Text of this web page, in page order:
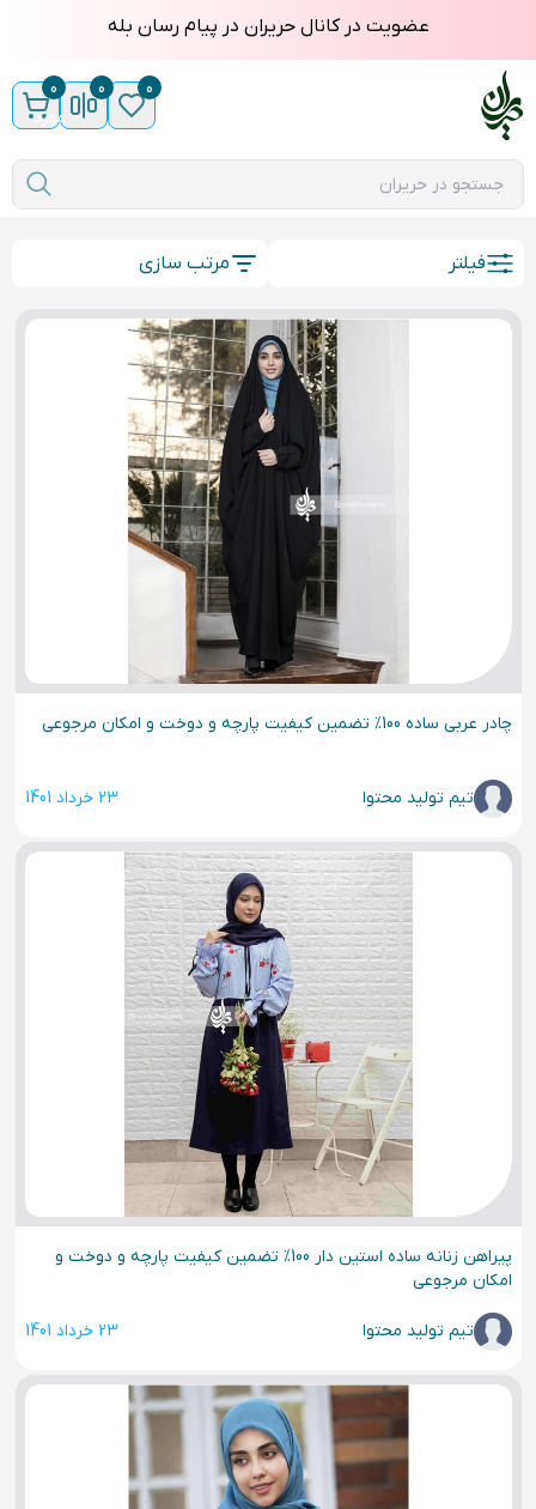
عضویت در کانال حریران در پیام رسان بله
0
0
0
مورد
فیلتر مرتب سازی
چادر عربی ساده 100% تضمین کیفیت پارچه و دوخت و امکان مرجوعی
تیم تولید محتوا 23 خرداد 1401
پیراهن زنانه ساده استین دار 100% تضمین کیفیت پارچه و دوخت و
امکان مرجوعی
تیم تولید محتوا 23 خرداد 1401